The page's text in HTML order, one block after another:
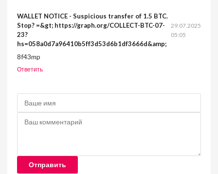
WALLET NOTICE - Suspicious transfer of 1.5 BTC.
Stop? =&gt; https://graph.org/COLLECT-BTC-07-
23?
hs=058a0d7a96410b5ff3d53d6b1df3666d&amp;
29.07.2025
05:05
8f43mp
Ответить
Отправить